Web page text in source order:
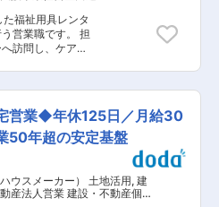
うイメージがあ
てもらうために
感を演出しま
下にフィットネス
て、自由に利用
定める業務
デルハウスを
名度からHPや
広い提
レードの高い設
お客様の要望が
座学研修、配属先
アシスタント部
っての仕事」と
業参観などのイ
ている先輩も多
福祉用具レンタ
営業職です。 担
訪問し、ケアマ
認。最適な福祉
後のアフターフ
「ご利用者様が安
り」を支える、
用者様やご家族
機会も多く、大
通じて、担当エ
営業◆年休125日／月給30
50年超の安定基盤
ウスメーカー） 土地活用, 建
産法人営業 建設・不動産個人